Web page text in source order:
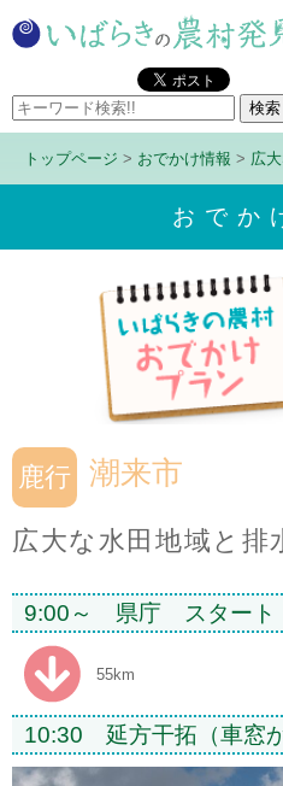
トップページ > おでかけ情報 > 広
おでか
鹿行 潮来市
広大な水田地域と排
9:00～ 県庁 スタート
55km
10:30 延方干拓（車窓か